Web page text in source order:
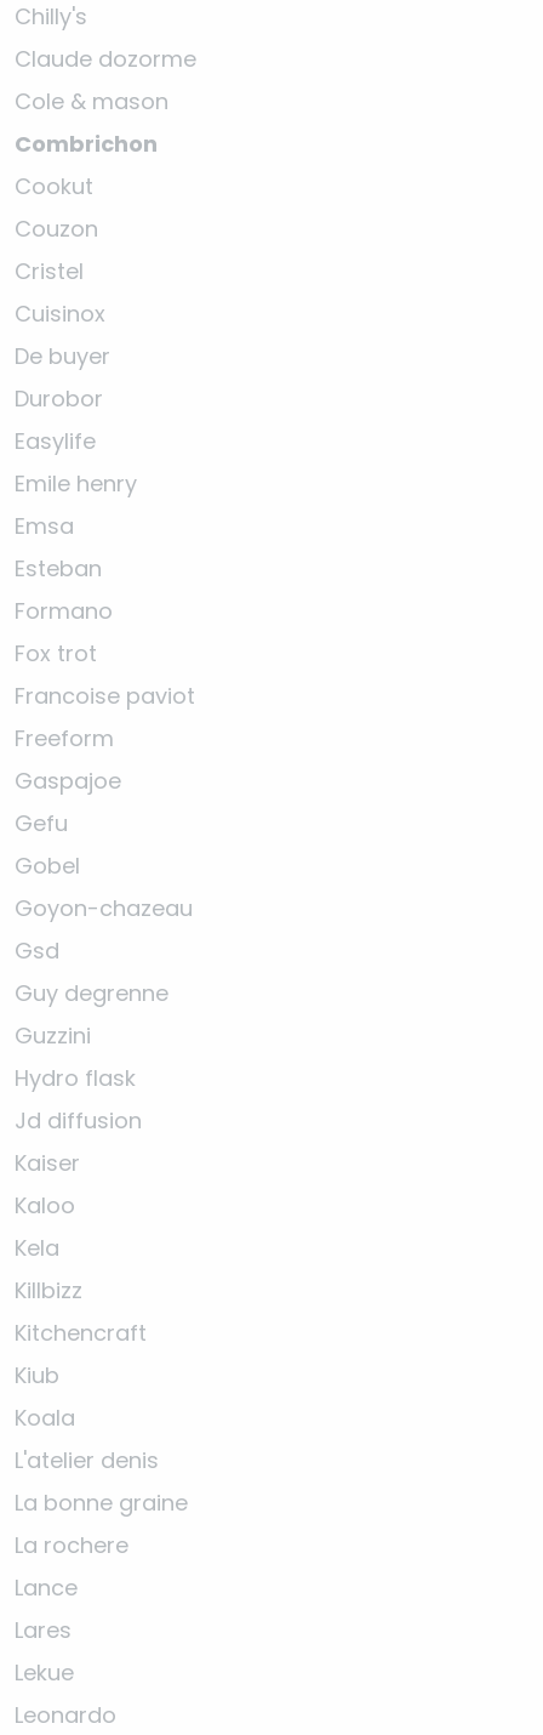
Chilly's
Claude dozorme
Cole & mason
Combrichon
Cookut
Couzon
Cristel
Cuisinox
De buyer
Durobor
Easylife
Emile henry
Emsa
Esteban
Formano
Fox trot
Francoise paviot
Freeform
Gaspajoe
Gefu
Gobel
Goyon-chazeau
Gsd
Guy degrenne
Guzzini
Hydro flask
Jd diffusion
Kaiser
Kaloo
Kela
Killbizz
Kitchencraft
Kiub
Koala
L'atelier denis
La bonne graine
La rochere
Lance
Lares
Lekue
Leonardo